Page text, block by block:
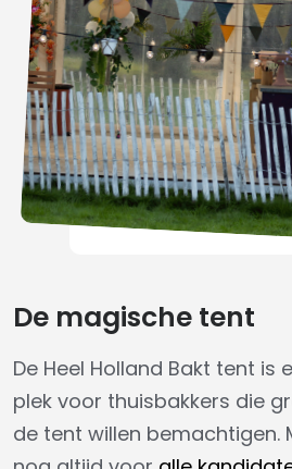
De magische tent
De Heel Holland Bakt tent is
plek voor thuisbakkers die
de tent willen bemachtigen.